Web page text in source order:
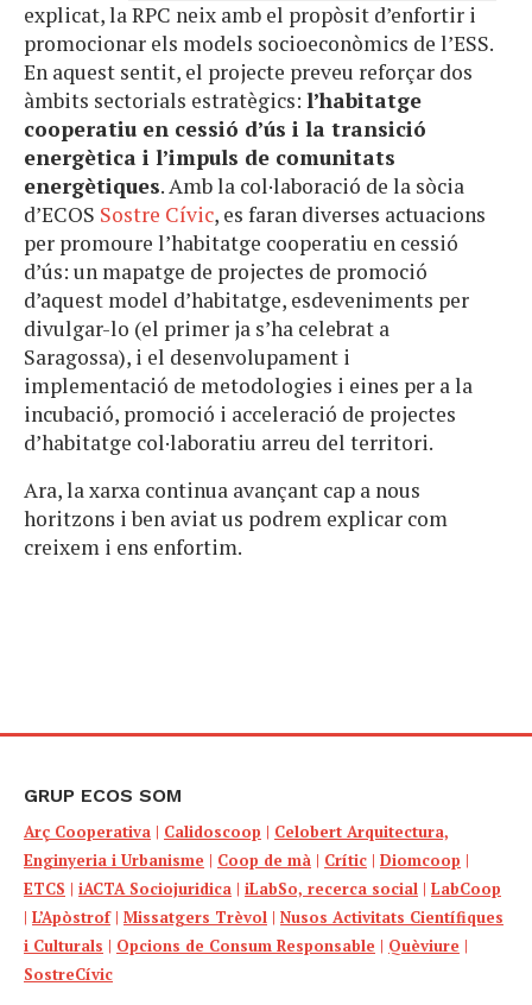
explicat, la RPC neix amb el propòsit d’enfortir i
promocionar els models socioeconòmics de l’ESS.
En aquest sentit, el projecte preveu reforçar dos
àmbits sectorials estratègics: l’habitatge
cooperatiu en cessió d’ús i la transició
energètica i l’impuls de comunitats
energètiques. Amb la col·laboració de la sòcia
d’ECOS Sostre Cívic, es faran diverses actuacions
per promoure l’habitatge cooperatiu en cessió
d’ús: un mapatge de projectes de promoció
d’aquest model d’habitatge, esdeveniments per
divulgar-lo (el primer ja s’ha celebrat a
Saragossa), i el desenvolupament i
implementació de metodologies i eines per a la
incubació, promoció i acceleració de projectes
d’habitatge col·laboratiu arreu del territori.
Ara, la xarxa continua avançant cap a nous
horitzons i ben aviat us podrem explicar com
creixem i ens enfortim.
GRUP ECOS SOM
Arç Cooperativa | Calidoscoop | Celobert Arquitectura,
Enginyeria i Urbanisme | Coop de mà | Crític | Diomcoop |
ETCS | iACTA Sociojuridica | iLabSo, recerca social | LabCoop
| L’Apòstrof| Missatgers Trèvol | Nusos Activitats Científiques
i Culturals | Opcions de Consum Responsable | Quèviure |
SostreCívic